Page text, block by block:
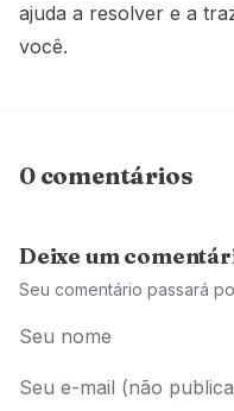
ajuda a resolver e a
você.
0 comentários
Deixe um
Seu comentário passará